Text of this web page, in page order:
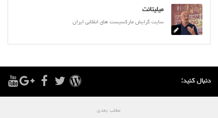
انترناسیونالیسم
خانه
هسته کارگران پيشتاز سوسياليست (خوزستان)
میلیتانت
سایت گرایش مارکسیست های انقلابی ایران
دنبال کنید:
مطلب بعدی